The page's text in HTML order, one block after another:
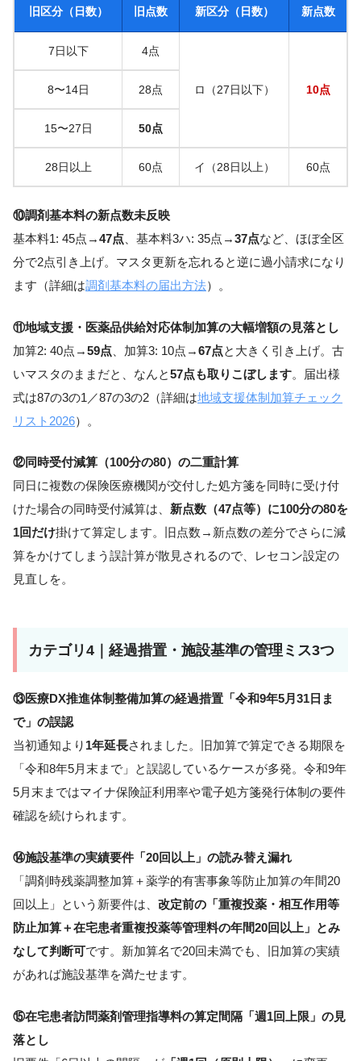
旧区分（日数） 旧点数 新区分（日数） 新点数
7日以下 4点
ロ（27日以下） 10点
8〜14日 28点
15〜27日 50点
28日以上 60点 イ（28日以上） 60点
⑩調剤基本料の新点数未反映
基本料1: 45点→47点 、基本料3ハ: 35点→37点など、ほぼ全区
分で2点引き上げ。マスタ更新を忘れると逆に過小請求になり
ます（詳細は調剤基本料の届出方法）。
⑪地域支援・医薬品供給対応体制加算の大幅増額の見落とし
加算2: 40点→59点 、加算3: 10点→67点と大きく引き上げ。古
いマスタのままだと、なんと57点も取りこぼします。届出様
式は87の3の1／87の3の2（詳細は地域支援体制加算チェック
リスト2026）。
⑫同時受付減算（100分の80）の二重計算
同日に複数の保険医療機関が交付した処方箋を同時に受け付
けた場合の同時受付減算は、 新点数（47点等）に100分の80を
1回だけ掛けて算定します。旧点数→新点数の差分でさらに減
算をかけてしまう誤計算が散見されるので、レセコン設定の
見直しを。
カテゴリ4｜経過措置・施設基準の管理ミス3つ
⑬医療DX推進体制整備加算の経過措置「令和9年5月31日ま
で」の誤認
当初通知より 1年延長されました。旧加算で算定できる期限を
「令和8年5月末まで」と誤認しているケースが多発。令和9年
5月末まではマイナ保険証利用率や電子処方箋発行体制の要件
確認を続けられます。
⑭施設基準の実績要件「20回以上」の読み替え漏れ
「調剤時残薬調整加算＋薬学的有害事象等防止加算の年間20
回以上」という新要件は、 改定前の「重複投薬・相互作用等
防止加算＋在宅患者重複投薬等管理料の年間20回以上」とみ
なして判断可です。新加算名で20回未満でも、旧加算の実績
があれば施設基準を満たせます。
⑮在宅患者訪問薬剤管理指導料の算定間隔「週1回上限」の見
落とし